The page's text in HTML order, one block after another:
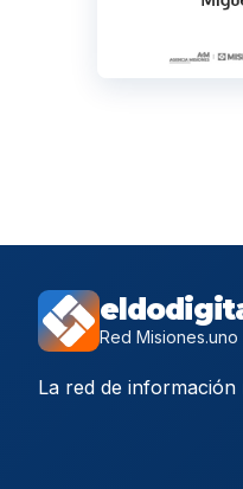
Red Misiones.uno
La red de información